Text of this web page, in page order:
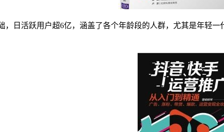
，日活跃用户超6亿，涵盖了各个年龄段的人群，尤其是年轻